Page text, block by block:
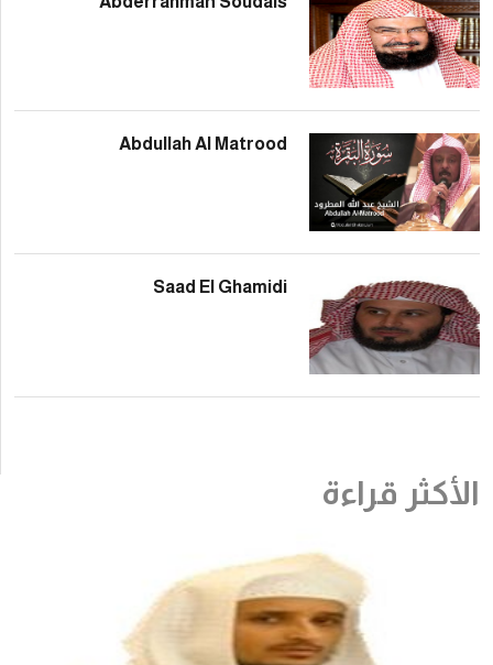
Abdullah Al
Saad El